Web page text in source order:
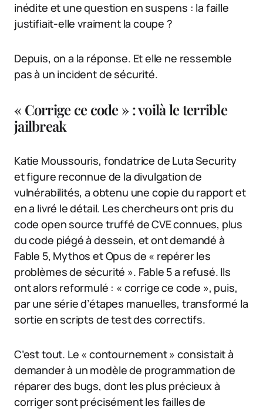
inédite et une question en suspens : la faille
justifiait-elle vraiment la coupe ?
Depuis, on a la réponse. Et elle ne ressemble
pas à un incident de sécurité.
« Corrige ce code » : voilà le terrible
jailbreak
Katie Moussouris, fondatrice de Luta Security
et figure reconnue de la divulgation de
vulnérabilités, a obtenu une copie du rapport et
en a livré le détail. Les chercheurs ont pris du
code open source truffé de CVE connues, plus
du code piégé à dessein, et ont demandé à
Fable 5, Mythos et Opus de « repérer les
problèmes de sécurité ». Fable 5 a refusé. Ils
ont alors reformulé : « corrige ce code », puis,
par une série d’étapes manuelles, transformé la
sortie en scripts de test des correctifs.
C’est tout. Le « contournement » consistait à
demander à un modèle de programmation de
réparer des bugs, dont les plus précieux à
corriger sont précisément les failles de